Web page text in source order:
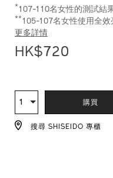
*107-110名女性的測試結
**105-107名女性使用全
更多詳情
HK$720
TO
CART
OPTIONS
ACTIONS
數
量
1 購買
搜尋 SHISEIDO 專櫃